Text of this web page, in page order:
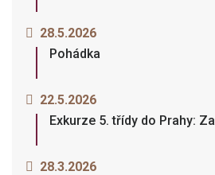
28.5.2026
Pohádka
22.5.2026
Exkurze 5. třídy do Prahy:
28.3.2026